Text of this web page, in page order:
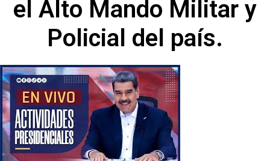
el Alto Mando Militar y
Policial del país.